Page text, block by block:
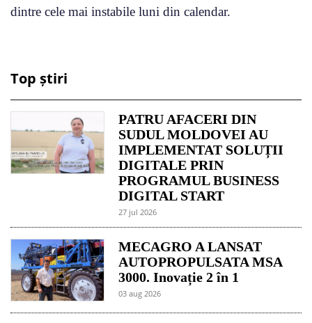
dintre cele mai instabile luni din calendar.
Top știri
PATRU AFACERI DIN
SUDUL MOLDOVEI AU
IMPLEMENTAT SOLUȚII
DIGITALE PRIN
PROGRAMUL BUSINESS
DIGITAL START
27 jul 2026
MECAGRO A LANSAT
AUTOPROPULSATA MSA
3000. Inovație 2 în 1
03 aug 2026